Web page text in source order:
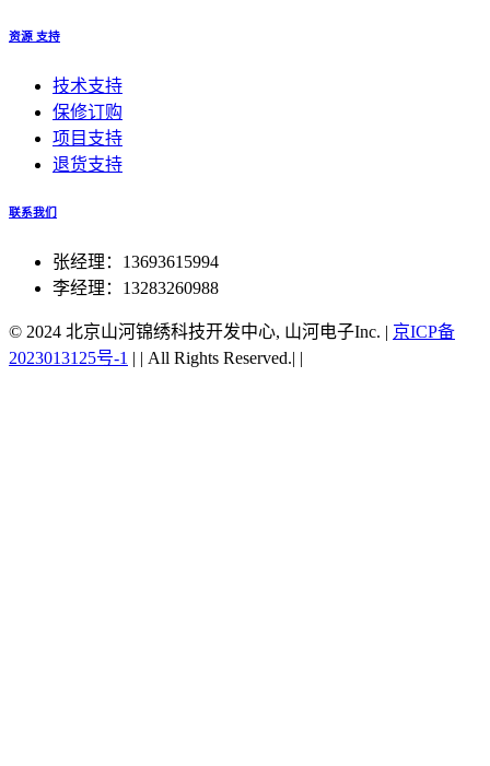
资源 支持
技术支持
保修订购
项目支持
退货支持
联系我们
张经理：13693615994
李经理：13283260988
© 2024 北京山河锦绣科技开发中心, 山河电子Inc. | 京ICP备
2023013125号-1 | | All Rights Reserved.| |